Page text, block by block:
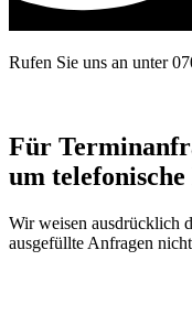
Rufen Sie uns an unter
Für
um
Wir weisen ausdrücklich
ausgefüllte Anfragen